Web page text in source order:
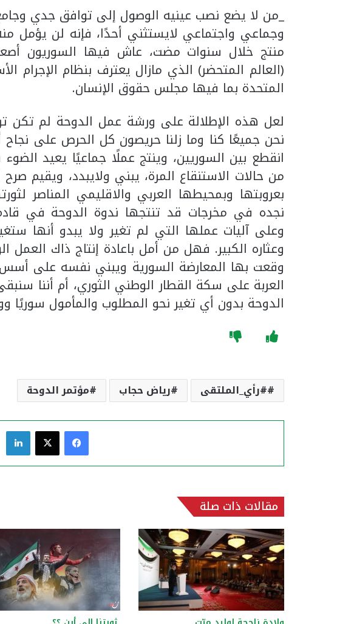
_من لا يضع نصب عينيه الوصول إلى توافق جدي
وجماعي واجتماعي لايستثني أحدًا، فإنه لن يؤمل
منتج خلال سنوات مضت، عاش فيها السوريون
(العالم المتحضر) الذي مازال يعترف بنظام الإجرام
المتحدة بما فيها مجلس حقوق الإنسان.
لعل هذه الإطلالة على ورشة عمل الدوحة لم تكن
نحن جميعًا كنا وما زلنا حريصون كل الحرص على
انقطع بين السوريين، وينتج عملًا جماعيًا يعيد
من حالات الاستنقاع المرة، يبني ولايبدد، ويقيم
بعروبتها وبمحيطها العربي والاقليمي المناصر
نجده في مخرجات قد تنتجها ندوة الدوحة في
وعلى آليات عملها التي لم تغير ولا يبدو أنها
وعثاره الكبير. فهل من أمل باعادة إنتاج ذاك العمل
وقعت بها المعارضة السورية ويبني نفسه على
العربة على سكة القطار الوطني الثوري، أم أننا
الدوحة بدون أي تغير نحو المطلوب والمأمول سوريًا
#رأي_الملتقى رياض حجاب مؤتمر الدوحة
فيسبوك
مقالات ذات صلة